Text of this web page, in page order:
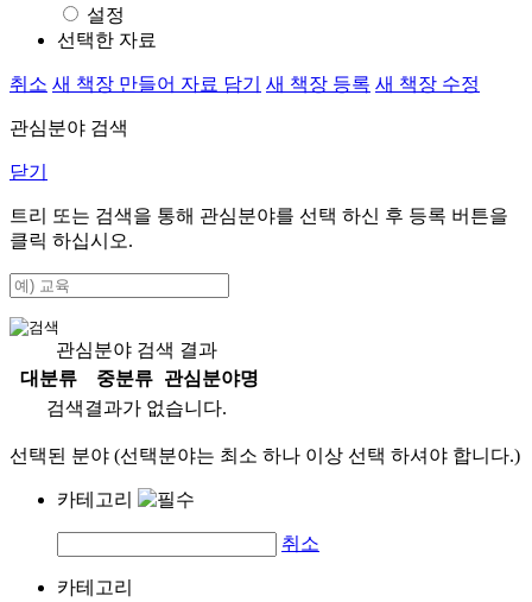
설정
선택한 자료
취소 새 책장 만들어 자료 담기 새 책장 등록 새 책장 수정
관심분야 검색
닫기
트리 또는 검색을 통해 관심분야를 선택 하신 후 등록 버튼을
클릭 하십시오.
관심분야 검색 결과
대분류
중분류
관심분야명
검색결과가 없습니다.
선택된 분야 (선택분야는 최소 하나 이상 선택 하셔야 합니다.)
카테고리
취소
카테고리